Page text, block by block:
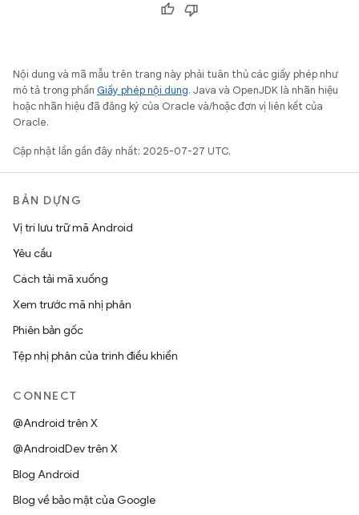
Nội dung và mã mẫu trên trang này phải tuân thủ các giấy phép như
mô tả trong phần Giấy phép nội dung. Java và OpenJDK là nhãn hiệu
hoặc nhãn hiệu đã đăng ký của Oracle và/hoặc đơn vị liên kết của
Oracle.
Cập nhật lần gần đây nhất: 2025-07-27 UTC.
BẢN DỰNG
Vị trí lưu trữ mã Android
Yêu cầu
Cách tải mã xuống
Xem trước mã nhị phân
Phiên bản gốc
Tệp nhị phân của trình điều khiển
CONNECT
@Android trên X
@AndroidDev trên X
Blog Android
Blog về bảo mật của Google